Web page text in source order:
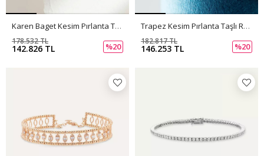
Karen Baget Kesim Pırlanta Taşlı Rose Altın Bileklik
142.826 TL
178.532 TL
%20
Trapez Kesim Pırlanta Taşlı Rose Altın Bileklik
146.253 TL
182.817 TL
%20